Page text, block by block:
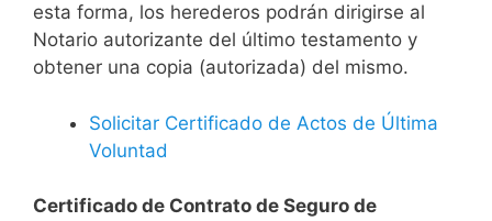
esta forma, los herederos podrán dirigirse al
Notario autorizante del último testamento y
obtener una copia (autorizada) del mismo.
Solicitar Certificado de Actos de Última
Voluntad
Certificado de Contrato de Seguro de